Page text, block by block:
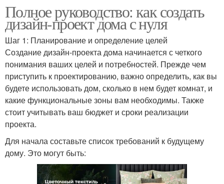
Полное руководство: как создать
дизайн-проект дома с нуля
Шаг 1: Планирование и определение целей
Создание дизайн-проекта дома начинается с четкого
понимания ваших целей и потребностей. Прежде чем
приступить к проектированию, важно определить, как вы
будете использовать дом, сколько в нем будет комнат, и
какие функциональные зоны вам необходимы. Также
стоит учитывать ваш бюджет и сроки реализации
проекта.
Для начала составьте список требований к будущему
дому. Это могут быть: